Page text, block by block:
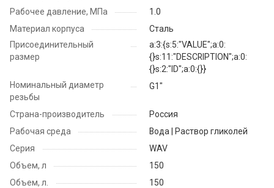
Рабочее давление, МПа
1.0
Материал корпуса
Сталь
Присоединительный
размер
a:3:{s:5:"VALUE";a:0:
{}s:11:"DESCRIPTION";a:0:
{}s:2:"ID";a:0:{}}
Номинальный диаметр
резьбы
G1"
Страна-производитель
Россия
Рабочая среда
Вода | Раствор гликолей
Серия
WAV
Объем, л
150
Объем, л.
150